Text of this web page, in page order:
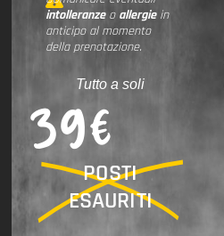
intolleranzeo allergiein
anticipo al momento
della prenotazione.
Tutto a soli
39€
POSTI
ESAURITI